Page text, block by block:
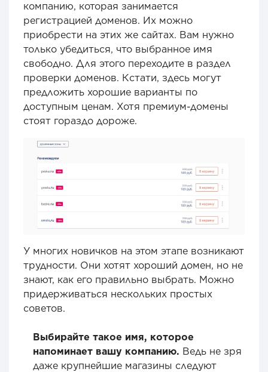
компанию, которая занимается
регистрацией доменов. Их можно
приобрести на этих же сайтах. Вам нужно
только убедиться, что выбранное имя
свободно. Для этого переходите в раздел
проверки доменов. Кстати, здесь могут
предложить хорошие варианты по
доступным ценам. Хотя премиум-домены
стоят гораздо дороже.
У многих новичков на этом этапе возникают
трудности. Они хотят хороший домен, но не
знают, как его правильно выбрать. Можно
придерживаться нескольких простых
советов.
Выбирайте такое имя, которое
напоминает вашу компанию. Ведь не зря
даже крупнейшие магазины следуют